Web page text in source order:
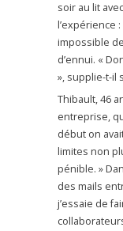
soir au lit
l’expérience
impossible
d’ennui. «
», supplie-t-il
Thibault, 46
entreprise,
début on
limites non
pénible. »
des mails
j’essaie de